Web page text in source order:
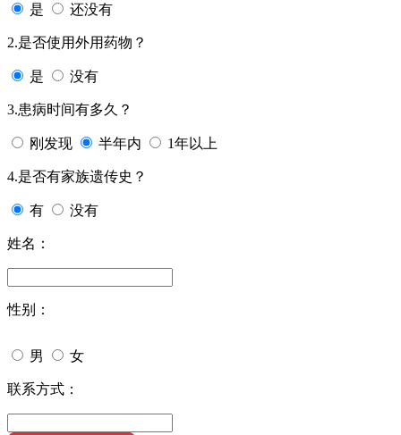
是 还没有
2.是否使用外用药物？
是 没有
3.患病时间有多久？
刚发现 半年内 1年以上
4.是否有家族遗传史？
有 没有
姓名：
性别：
男 女
联系方式：